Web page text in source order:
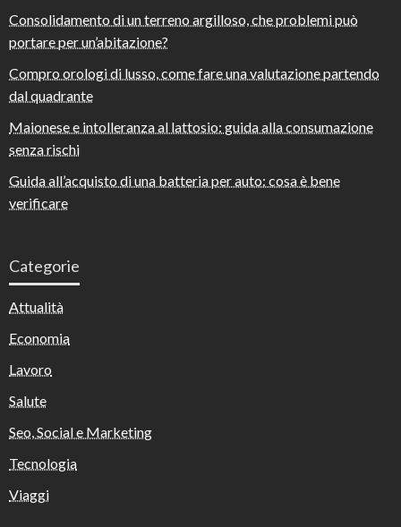
Consolidamento di un terreno argilloso, che problemi può
portare per un’abitazione?
Compro orologi di lusso, come fare una valutazione partendo
dal quadrante
Maionese e intolleranza al lattosio: guida alla consumazione
senza rischi
Guida all’acquisto di una batteria per auto: cosa è bene
verificare
Categorie
Attualità
Economia
Lavoro
Salute
Seo, Social e Marketing
Tecnologia
Viaggi